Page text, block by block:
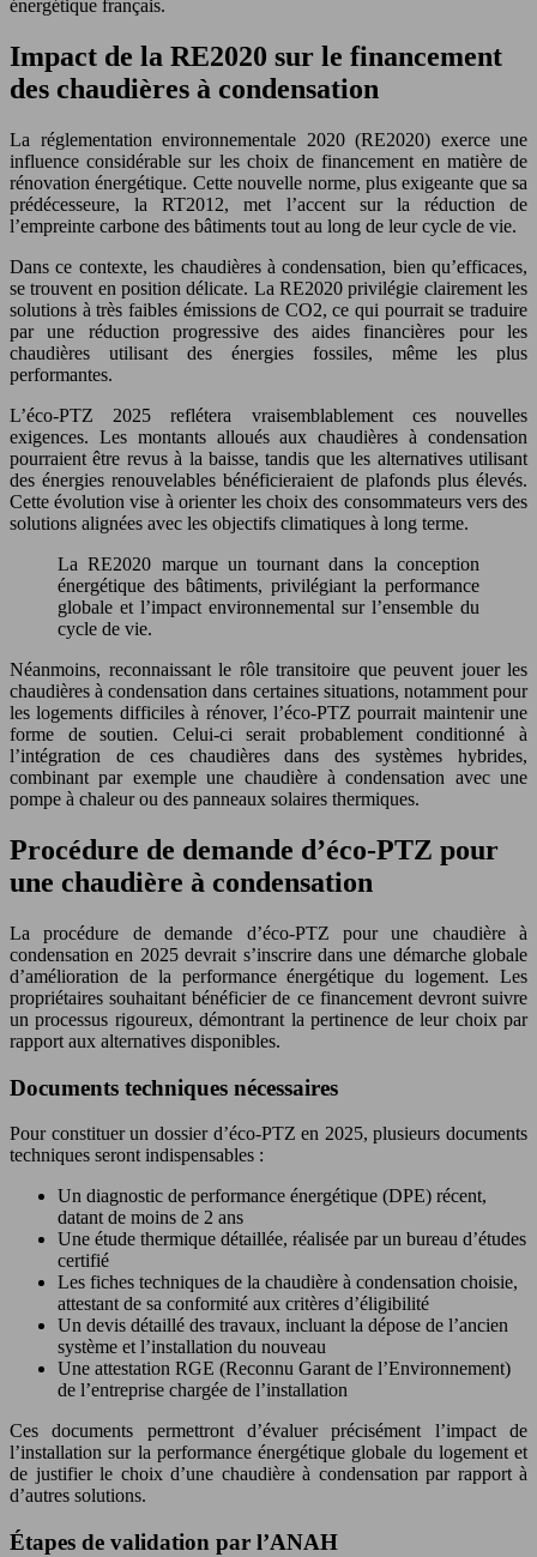
énergétique français.
Impact de la RE2020 sur le financement
des chaudières à condensation
La réglementation environnementale 2020 (RE2020) exerce une
influence considérable sur les choix de financement en matière de
rénovation énergétique. Cette nouvelle norme, plus exigeante que sa
prédécesseure, la RT2012, met l’accent sur la réduction de
l’empreinte carbone des bâtiments tout au long de leur cycle de vie.
Dans ce contexte, les chaudières à condensation, bien qu’efficaces,
se trouvent en position délicate. La RE2020 privilégie clairement les
solutions à très faibles émissions de CO2, ce qui pourrait se traduire
par une réduction progressive des aides financières pour les
chaudières utilisant des énergies fossiles, même les plus
performantes.
L’éco-PTZ 2025 reflétera vraisemblablement ces nouvelles
exigences. Les montants alloués aux chaudières à condensation
pourraient être revus à la baisse, tandis que les alternatives utilisant
des énergies renouvelables bénéficieraient de plafonds plus élevés.
Cette évolution vise à orienter les choix des consommateurs vers des
solutions alignées avec les objectifs climatiques à long terme.
La RE2020 marque un tournant dans la conception
énergétique des bâtiments, privilégiant la performance
globale et l’impact environnemental sur l’ensemble du
cycle de vie.
Néanmoins, reconnaissant le rôle transitoire que peuvent jouer les
chaudières à condensation dans certaines situations, notamment pour
les logements difficiles à rénover, l’éco-PTZ pourrait maintenir une
forme de soutien. Celui-ci serait probablement conditionné à
l’intégration de ces chaudières dans des systèmes hybrides,
combinant par exemple une chaudière à condensation avec une
pompe à chaleur ou des panneaux solaires thermiques.
Procédure de demande d’éco-PTZ pour
une chaudière à condensation
La procédure de demande d’éco-PTZ pour une chaudière à
condensation en 2025 devrait s’inscrire dans une démarche globale
d’amélioration de la performance énergétique du logement. Les
propriétaires souhaitant bénéficier de ce financement devront suivre
un processus rigoureux, démontrant la pertinence de leur choix par
rapport aux alternatives disponibles.
Documents techniques nécessaires
Pour constituer un dossier d’éco-PTZ en 2025, plusieurs documents
techniques seront indispensables :
Un diagnostic de performance énergétique (DPE) récent,
datant de moins de 2 ans
Une étude thermique détaillée, réalisée par un bureau d’études
certifié
Les fiches techniques de la chaudière à condensation choisie,
attestant de sa conformité aux critères d’éligibilité
Un devis détaillé des travaux, incluant la dépose de l’ancien
système et l’installation du nouveau
Une attestation RGE (Reconnu Garant de l’Environnement)
de l’entreprise chargée de l’installation
Ces documents permettront d’évaluer précisément l’impact de
l’installation sur la performance énergétique globale du logement et
de justifier le choix d’une chaudière à condensation par rapport à
d’autres solutions.
Étapes de validation par l’ANAH